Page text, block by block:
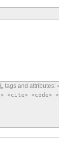
tags and attributes:
<cite> <code>